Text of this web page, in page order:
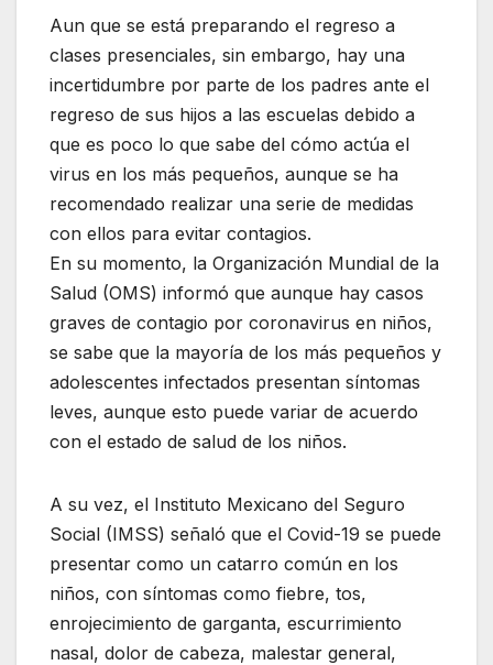
Aun que se está preparando el regreso a
clases presenciales, sin embargo, hay una
incertidumbre por parte de los padres ante el
regreso de sus hijos a las escuelas debido a
que es poco lo que sabe del cómo actúa el
virus en los más pequeños, aunque se ha
recomendado realizar una serie de medidas
con ellos para evitar contagios.
En su momento, la Organización Mundial de la
Salud (OMS) informó que aunque hay casos
graves de contagio por coronavirus en niños,
se sabe que la mayoría de los más pequeños y
adolescentes infectados presentan síntomas
leves, aunque esto puede variar de acuerdo
con el estado de salud de los niños.
A su vez, el Instituto Mexicano del Seguro
Social (IMSS) señaló que el Covid-19 se puede
presentar como un catarro común en los
niños, con síntomas como fiebre, tos,
enrojecimiento de garganta, escurrimiento
nasal, dolor de cabeza, malestar general,